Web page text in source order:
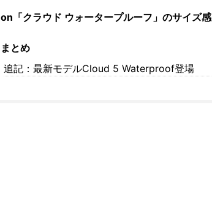
on「クラウド ウォータープルーフ」のサイズ感
まとめ
追記：最新モデルCloud 5 Waterproof登場